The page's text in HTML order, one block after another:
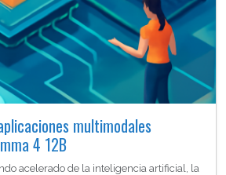
multimodales
4 12B
acelerado de la inteligencia artificial, la